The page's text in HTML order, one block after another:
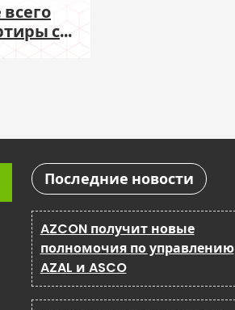
с
Последние новости
AZCON получит новые
полномочия по управлению
AZAL и ASCO